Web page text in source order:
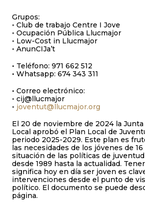
Grupos:
◦ Club de trabajo Centre I Jove
◦ Ocupación Pública Llucmajor
◦ Low-Cost in Llucmajor
◦ AnunCIJa’t
• Teléfono: 971 662 512
• Whatsapp: 674 343 311
• Correo electrónico:
◦ cij@llucmajor
◦ joventut@llucmajor.org
El 20 de noviembre de 2024 la
Local aprobó el Plan Local de
periodo 2025-2029. Este plan es
las necesidades de los jóvenes de
situación de las políticas de
desde 1989 hasta la actualidad.
significa hoy en día ser joven es
intervenciones desde el punto de
político. El documento se puede
página.